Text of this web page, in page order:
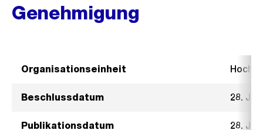
Genehmigung
Organisationseinheit
Beschlussdatum 28.
Publikationsdatum 28.